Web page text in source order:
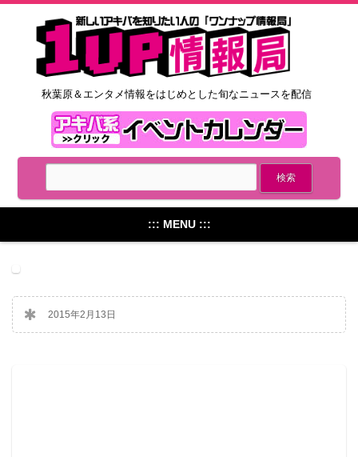
秋葉原＆エンタメ情報をはじめとした旬なニュースを配信
::: MENU :::
2015年2月13日